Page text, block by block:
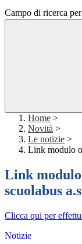
Campo di ricerca
Home >
Novità >
Le notizie >
Link modulo
Link
scuolabus
Clicca qui per
Notizie